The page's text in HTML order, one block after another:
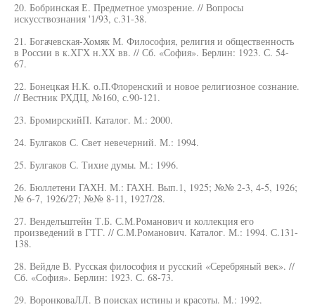
20. Бобринская Е. Предметное умозрение. // Вопросы
искусствознания '1/93, с.31-38.
21. Богачевская-Хомяк М. Философия, религия и общественность
в России в к.ХГХ н.ХХ вв. // Сб. «София». Берлин: 1923. С. 54-
67.
22. Бонецкая Н.К. о.П.Флоренский и новое религиозное сознание.
// Вестник РХДЦ, №160, с.90-121.
23. БромирскийП. Каталог. М.: 2000.
24. Булгаков С. Свет невечерний. М.: 1994.
25. Булгаков С. Тихие думы. М.: 1996.
26. Бюллетени ГАХН. М.: ГАХН. Вып.1, 1925; №№ 2-3, 4-5, 1926;
№ 6-7, 1926/27; №№ 8-11, 1927/28.
27. Венделъштейн Т.Б. С.М.Романович и коллекция его
произведений в ГТГ. // С.М.Романович. Каталог. М.: 1994. С.131-
138.
28. Вейдле В. Русская философия и русский «Серебряный век». //
Сб. «София». Берлин: 1923. С. 68-73.
29. ВоронковаЛЛ. В поисках истины и красоты. М.: 1992.